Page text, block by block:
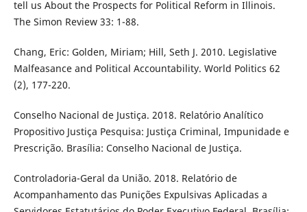
tell us About the Prospects for Political Reform in Illinois.
The Simon Review 33: 1-88.
Chang, Eric: Golden, Miriam; Hill, Seth J. 2010. Legislative
Malfeasance and Political Accountability. World Politics 62
(2), 177-220.
Conselho Nacional de Justiça. 2018. Relatório Analítico
Propositivo Justiça Pesquisa: Justiça Criminal, Impunidade e
Prescrição. Brasília: Conselho Nacional de Justiça.
Controladoria-Geral da União. 2018. Relatório de
Acompanhamento das Punições Expulsivas Aplicadas a